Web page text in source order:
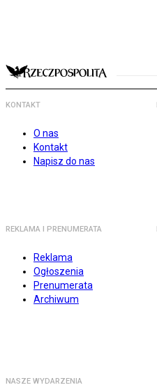
KONTAKT
O nas
Kontakt
Napisz do nas
REKLAMA I PRENUMERATA
Reklama
Ogłoszenia
Prenumerata
Archiwum
NASZE WYDARZENIA